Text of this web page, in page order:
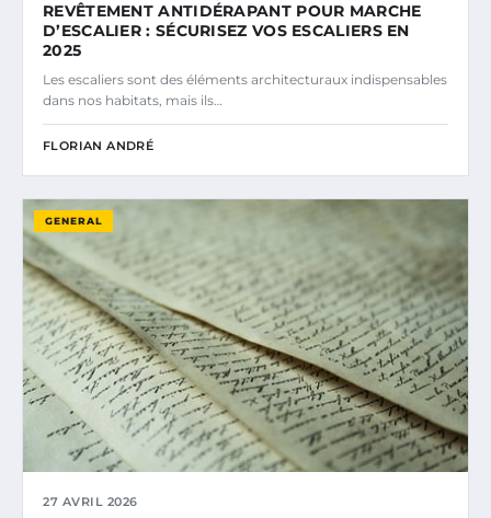
REVÊTEMENT ANTIDÉRAPANT POUR MARCHE
D’ESCALIER : SÉCURISEZ VOS ESCALIERS EN
2025
Les escaliers sont des éléments architecturaux indispensables
dans nos habitats, mais ils…
FLORIAN ANDRÉ
GENERAL
27 AVRIL 2026